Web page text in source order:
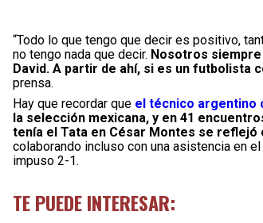
“Todo lo que tengo que decir es positivo,
no tengo nada que decir. Nosotros
David. A partir de ahí, si es un futbolista
prensa.
Hay que recordar que el técnico argentino
la selección mexicana, y en 41
tenía el Tata en César Montes se reflejó
colaborando incluso con una asistencia en
impuso 2-1.
TE PUEDE INTERESAR: